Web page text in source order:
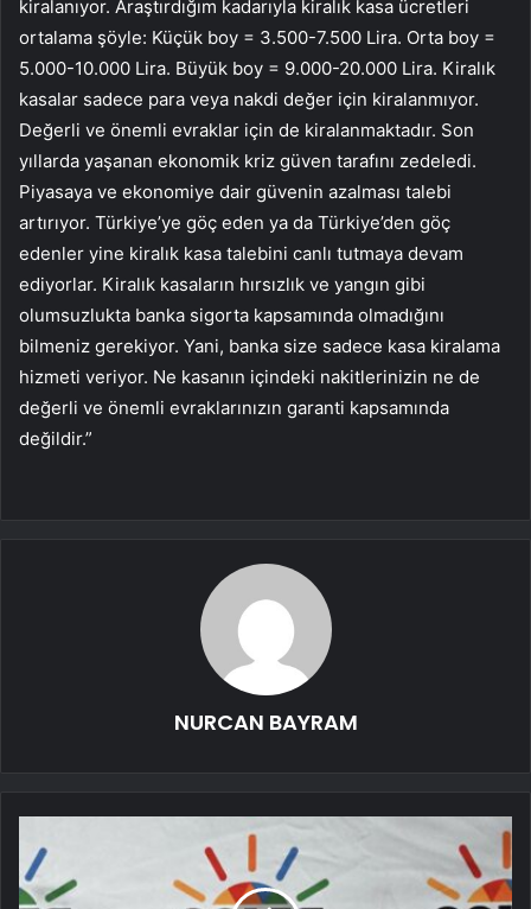
kiralanıyor. Araştırdığım kadarıyla kiralık kasa ücretleri
ortalama şöyle: Küçük boy = 3.500-7.500 Lira. Orta boy =
5.000-10.000 Lira. Büyük boy = 9.000-20.000 Lira. Kiralık
kasalar sadece para veya nakdi değer için kiralanmıyor.
Değerli ve önemli evraklar için de kiralanmaktadır. Son
yıllarda yaşanan ekonomik kriz güven tarafını zedeledi.
Piyasaya ve ekonomiye dair güvenin azalması talebi
artırıyor. Türkiye’ye göç eden ya da Türkiye’den göç
edenler yine kiralık kasa talebini canlı tutmaya devam
ediyorlar. Kiralık kasaların hırsızlık ve yangın gibi
olumsuzlukta banka sigorta kapsamında olmadığını
bilmeniz gerekiyor. Yani, banka size sadece kasa kiralama
hizmeti veriyor. Ne kasanın içindeki nakitlerinizin ne de
değerli ve önemli evraklarınızın garanti kapsamında
değildir.”
NURCAN BAYRAM